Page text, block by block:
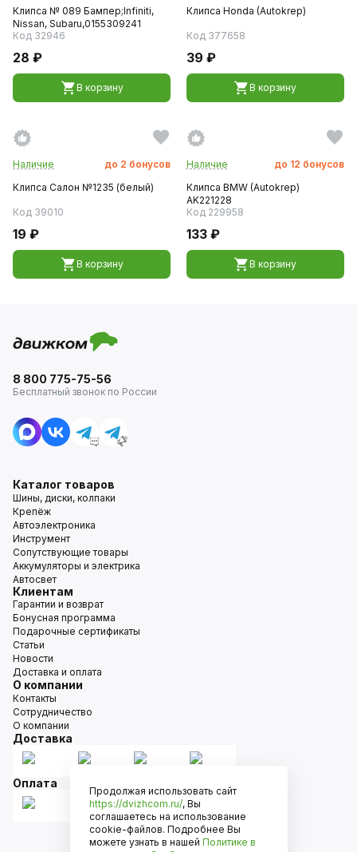
Клипса № 089 Бампер;Infiniti,
Nissan, Subaru,0155309241
Код 32946
28 ₽
В корзину
Клипса Honda (Autokrep)
Код 377658
39 ₽
В корзину
Наличие до 2 бонусов
Клипса Салон №1235 (белый)
Код 39010
19 ₽
В корзину
Наличие до 12 бонусов
Клипса BMW (Autokrep)
AK221228
Код 229958
133 ₽
В корзину
8 800 775-75-56
Бесплатный звонок по России
Каталог товаров
Шины, диски, колпаки
Крепёж
Автоэлектроника
Инструмент
Сопутствующие товары
Аккумуляторы и электрика
Автосвет
Клиентам
Гарантии и возврат
Бонусная программа
Подарочные сертификаты
Статьи
Новости
Доставка и оплата
О компании
Контакты
Сотрудничество
О компании
Доставка
Оплата
Продолжая использовать сайт
https://dvizhcom.ru/, Вы
соглашаетесь на использование
cookie-файлов. Подробнее Вы
можете узнать в нашей Политике в